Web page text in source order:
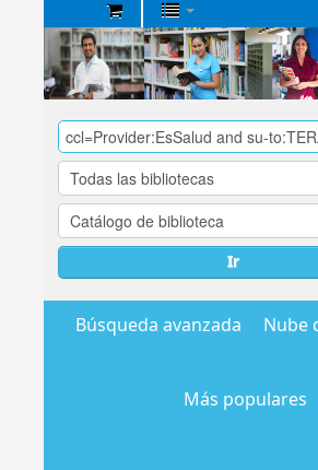
Biblioteca
Central
EsSalud
Ir
Búsqueda avanzada Nube
Más populares